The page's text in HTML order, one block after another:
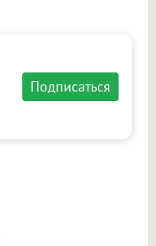
Подписаться